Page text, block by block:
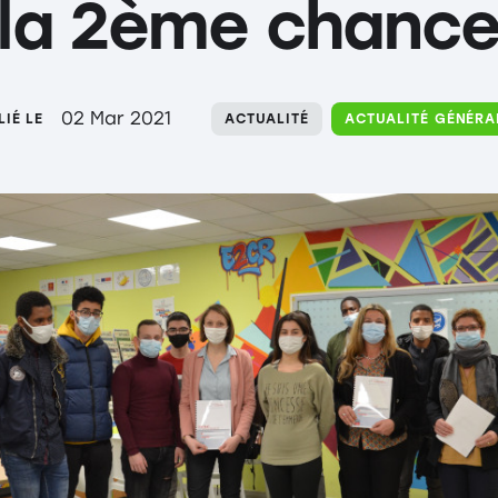
2ème
LE 02 Mar 2021 ACTUALITÉ ACTUALITÉ